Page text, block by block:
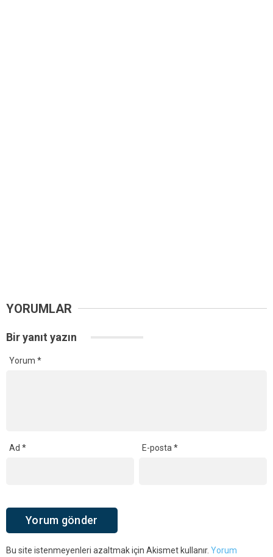
YORUMLAR
Bir yanıt yazın
Yorum *
Ad * E-posta*
Bu site istenmeyenleri azaltmak için Akismet kullanır. Yorum